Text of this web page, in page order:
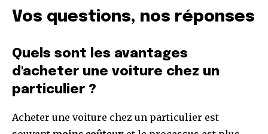
Vos questions, nos réponses
Quels sont les avantages
d'acheter une voiture chez un
particulier ?
Acheter une voiture chez un particulier est